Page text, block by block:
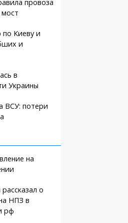
провоза
Киеву и
и
в
Украины
ВСУ: потери
на
о
НПЗ в
рф